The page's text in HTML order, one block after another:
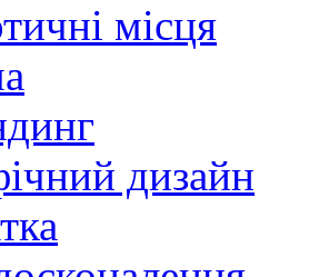
місця
дизайн